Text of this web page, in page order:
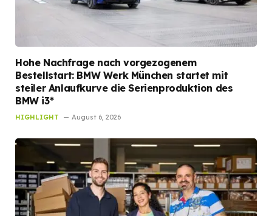
Hohe Nachfrage nach vorgezogenem
Bestellstart: BMW Werk München startet mit
steiler Anlaufkurve die Serienproduktion des
BMW i3*
HIGHLIGHT August 6, 2026